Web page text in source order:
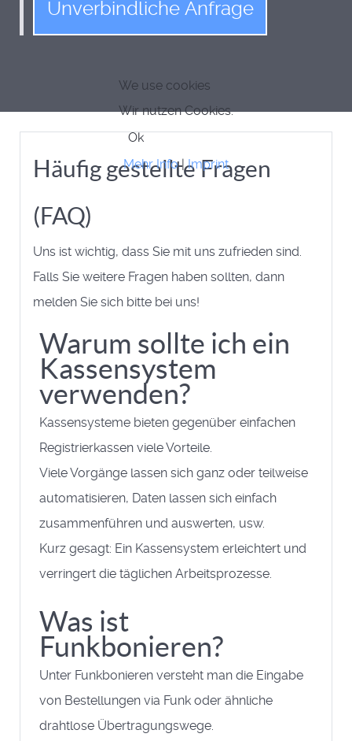
Unverbindliche Anfrage
Häufig gestellte Fragen
(FAQ)
Uns ist wichtig, dass Sie mit uns zufrieden sind.
Falls Sie weitere Fragen haben sollten, dann
melden Sie sich bitte bei uns!
Warum sollte ich ein
Kassensystem
verwenden?
Kassensysteme bieten gegenüber einfachen
Registrierkassen viele Vorteile.
Viele Vorgänge lassen sich ganz oder teilweise
automatisieren, Daten lassen sich einfach
zusammenführen und auswerten, usw.
Kurz gesagt: Ein Kassensystem erleichtert und
verringert die täglichen Arbeitsprozesse.
Was ist
Funkbonieren?
Unter Funkbonieren versteht man die Eingabe
von Bestellungen via Funk oder ähnliche
drahtlose Übertragungswege.
We use cookies
Wir nutzen Cookies.
Ok
Mehr Info|Imprint